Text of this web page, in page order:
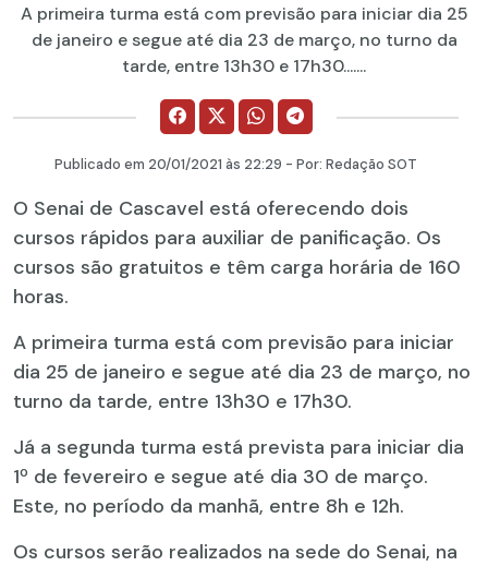
A primeira turma está com previsão para iniciar dia 25
de janeiro e segue até dia 23 de março, no turno da
tarde, entre 13h30 e 17h30.......
Publicado em 20/01/2021 às 22:29 - Por: Redação SOT
O Senai de Cascavel está oferecendo dois
cursos rápidos para auxiliar de panificação. Os
cursos são gratuitos e têm carga horária de 160
horas.
A primeira turma está com previsão para iniciar
dia 25 de janeiro e segue até dia 23 de março, no
turno da tarde, entre 13h30 e 17h30.
Já a segunda turma está prevista para iniciar dia
1º de fevereiro e segue até dia 30 de março.
Este, no período da manhã, entre 8h e 12h.
Os cursos serão realizados na sede do Senai, na